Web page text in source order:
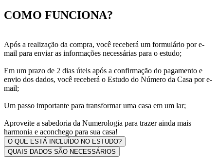
COMO FUNCIONA?
Após a realização da compra, você receberá um formulário por e-
mail para enviar as informações necessárias para o estudo;
Em um prazo de 2 dias úteis após a confirmação do pagamento e
envio dos dados, você receberá o Estudo do Número da Casa por e-
mail;
Um passo importante para transformar uma casa em um lar;
Aproveite a sabedoria da Numerologia para trazer ainda mais
harmonia e aconchego para sua casa!
O QUE ESTÁ INCLUÍDO NO ESTUDO?
QUAIS DADOS SÃO NECESSÁRIOS